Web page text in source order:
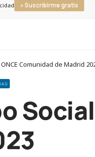
» Suscribirme gratis
Comunidad de Madrid